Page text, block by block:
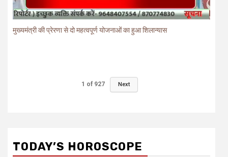
मुख्यमंत्री की प्रेरणा से दो महत्वपूर्ण योजनाओं का हुआ शिलान्यास
1 of 927 Next
TODAY’S HOROSCOPE